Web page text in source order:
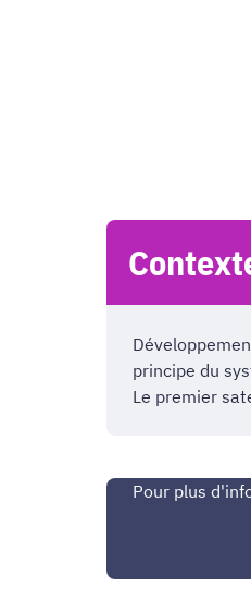
principe du
Le premier
Pour plus